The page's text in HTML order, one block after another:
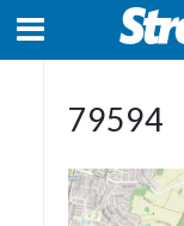
79594